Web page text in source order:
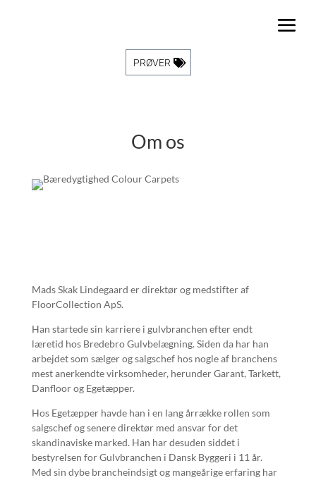
PRØVER
Om os
Mads Skak Lindegaard er direktør og medstifter af
FloorCollection ApS.
Han startede sin karriere i gulvbranchen efter endt
læretid hos Bredebro Gulvbelægning. Siden da har han
arbejdet som sælger og salgschef hos nogle af branchens
mest anerkendte virksomheder, herunder Garant, Tarkett,
Danfloor og Egetæpper.
Hos Egetæpper havde han i en lang årrække rollen som
salgschef og senere direktør med ansvar for det
skandinaviske marked. Han har desuden siddet i
bestyrelsen for Gulvbranchen i Dansk Byggeri i 11 år.
Med sin dybe brancheindsigt og mangeårige erfaring har